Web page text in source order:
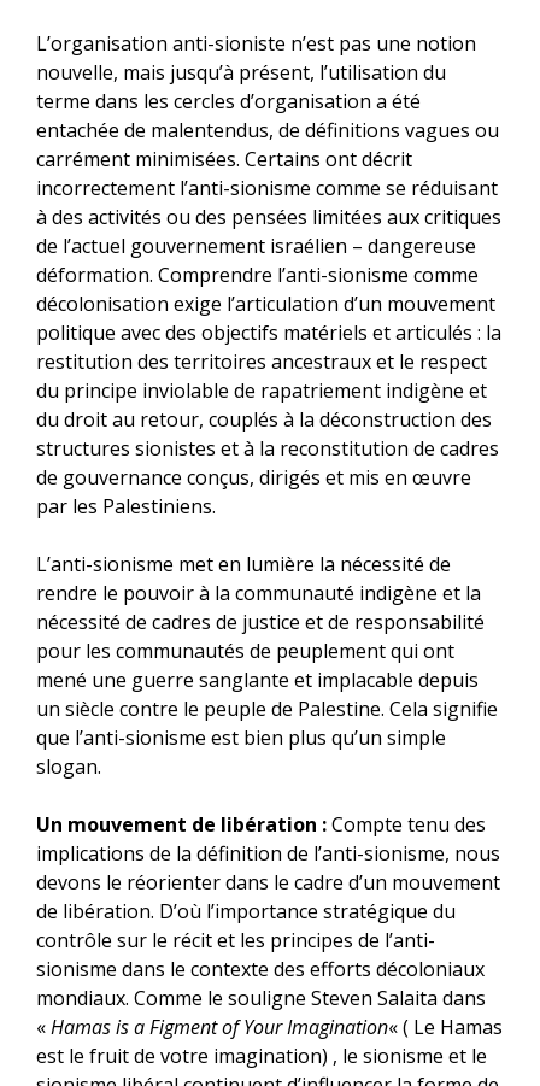
L’organisation anti-sioniste n’est pas une notion
nouvelle, mais jusqu’à présent, l’utilisation du
terme dans les cercles d’organisation a été
entachée de malentendus, de définitions vagues ou
carrément minimisées. Certains ont décrit
incorrectement l’anti-sionisme comme se réduisant
à des activités ou des pensées limitées aux critiques
de l’actuel gouvernement israélien – dangereuse
déformation. Comprendre l’anti-sionisme comme
décolonisation exige l’articulation d’un mouvement
politique avec des objectifs matériels et articulés : la
restitution des territoires ancestraux et le respect
du principe inviolable de rapatriement indigène et
du droit au retour, couplés à la déconstruction des
structures sionistes et à la reconstitution de cadres
de gouvernance conçus, dirigés et mis en œuvre
par les Palestiniens.
L’anti-sionisme met en lumière la nécessité de
rendre le pouvoir à la communauté indigène et la
nécessité de cadres de justice et de responsabilité
pour les communautés de peuplement qui ont
mené une guerre sanglante et implacable depuis
un siècle contre le peuple de Palestine. Cela signifie
que l’anti-sionisme est bien plus qu’un simple
slogan.
Un mouvement de libération :Compte tenu des
implications de la définition de l’anti-sionisme, nous
devons le réorienter dans le cadre d’un mouvement
de libération. D’où l’importance stratégique du
contrôle sur le récit et les principes de l’anti-
sionisme dans le contexte des efforts décoloniaux
mondiaux. Comme le souligne Steven Salaita dans
«Hamas is a Figment of Your Imagination« ( Le Hamas
est le fruit de votre imagination) , le sionisme et le